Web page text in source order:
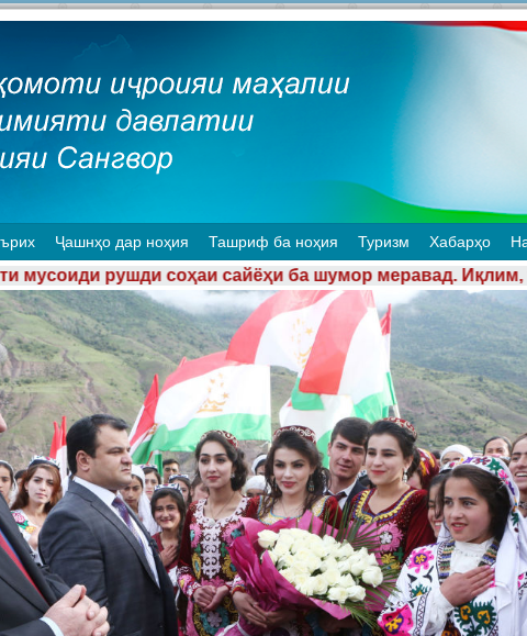
Ҷашнҳо дар ноҳия Ташриф ба ноҳия Туризм Хабарҳо
ба шумор меравад. Иқлим, табиат, ҳайвонот ва